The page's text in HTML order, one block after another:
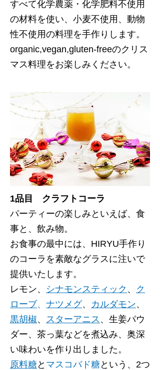
すべて化学農薬・化学肥料不使用
の材料を使い、小麦不使用、動物
性不使用の料理を手作りします。
organic,vegan,gluten-freeのクリス
マス料理をお楽しみください。
1品目 クラフトコーラ
パーティーの楽しみといえば、食
事と、飲み物。
お食事の最中には、HIRYU手作り
のコーラを素敵なグラスに注いで
提供いたします。
レモン、 シナモンスティック 、 ク
ローブ、 ナツメグ、 カルダモン、
黒胡椒、 スターアニス 、生姜パウ
ダー、茶っ葉などを煮込み、奥深
い味わいを作り出しました。
原料糖と マスコバド糖という、2つ